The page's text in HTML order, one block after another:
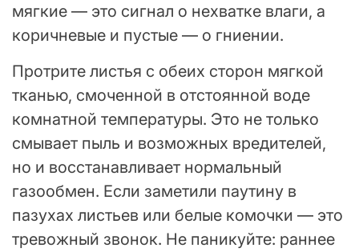
мягкие — это сигнал о нехватке влаги, а
коричневые и пустые — о гниении.
Протрите листья с обеих сторон мягкой
тканью, смоченной в отстоянной воде
комнатной температуры. Это не только
смывает пыль и возможных вредителей,
но и восстанавливает нормальный
газообмен. Если заметили паутину в
пазухах листьев или белые комочки — это
тревожный звонок. Не паникуйте: раннее